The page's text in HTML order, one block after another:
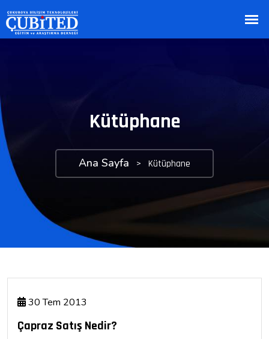
Kütüphane
Ana Sayfa > Kütüphane
30 Tem 2013
Çapraz Satış Nedir?